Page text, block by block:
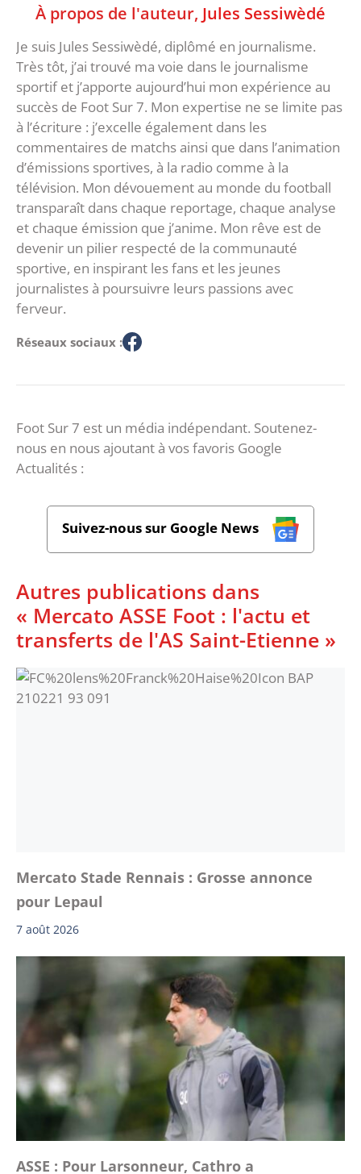
À propos de l'auteur, Jules Sessiwèdé
Je suis Jules Sessiwèdé, diplômé en journalisme.
Très tôt, j’ai trouvé ma voie dans le journalisme
sportif et j’apporte aujourd’hui mon expérience au
succès de Foot Sur 7. Mon expertise ne se limite pas
à l’écriture : j’excelle également dans les
commentaires de matchs ainsi que dans l’animation
d’émissions sportives, à la radio comme à la
télévision. Mon dévouement au monde du football
transparaît dans chaque reportage, chaque analyse
et chaque émission que j’anime. Mon rêve est de
devenir un pilier respecté de la communauté
sportive, en inspirant les fans et les jeunes
journalistes à poursuivre leurs passions avec
ferveur.
Réseaux sociaux :
Foot Sur 7 est un média indépendant. Soutenez-
nous en nous ajoutant à vos favoris Google
Actualités :
Suivez-nous sur Google News
Autres publications dans
« Mercato ASSE Foot : l'actu et
transferts de l'AS Saint-Etienne »
Mercato Stade Rennais : Grosse annonce
pour Lepaul
7 août 2026
ASSE : Pour Larsonneur, Cathro a